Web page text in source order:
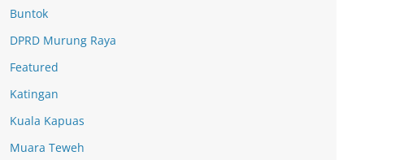
Buntok
DPRD Murung Raya
Featured
Katingan
Kuala Kapuas
Muara Teweh